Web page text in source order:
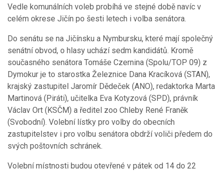
Vedle komunálních voleb probíhá ve stejné době navíc v
celém okrese Jičín po šesti letech i volba senátora.
Do senátu se na Jičínsku a Nymbursku, které mají společný
senátní obvod, o hlasy uchází sedm kandidátů. Kromě
současného senátora Tomáše Czernina (Spolu/TOP 09) z
Dymokur je to starostka Železnice Dana Kracíková (STAN),
krajský zastupitel Jaromír Dědeček (ANO), redaktorka Marta
Martinová (Piráti), učitelka Eva Kotyzová (SPD), právník
Václav Ort (KSČM) a ředitel zoo Chleby René Franěk
(Svobodní). Volební lístky pro volby do obecních
zastupitelstev i pro volbu senátora obdrží voliči předem do
svých poštovních schránek.
Volební místnosti budou otevřené v pátek od 14 do 22